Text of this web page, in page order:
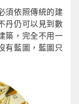
須依照傳統的建
丹仍可以見到數
築，完全不用一
有藍圖，藍圖只